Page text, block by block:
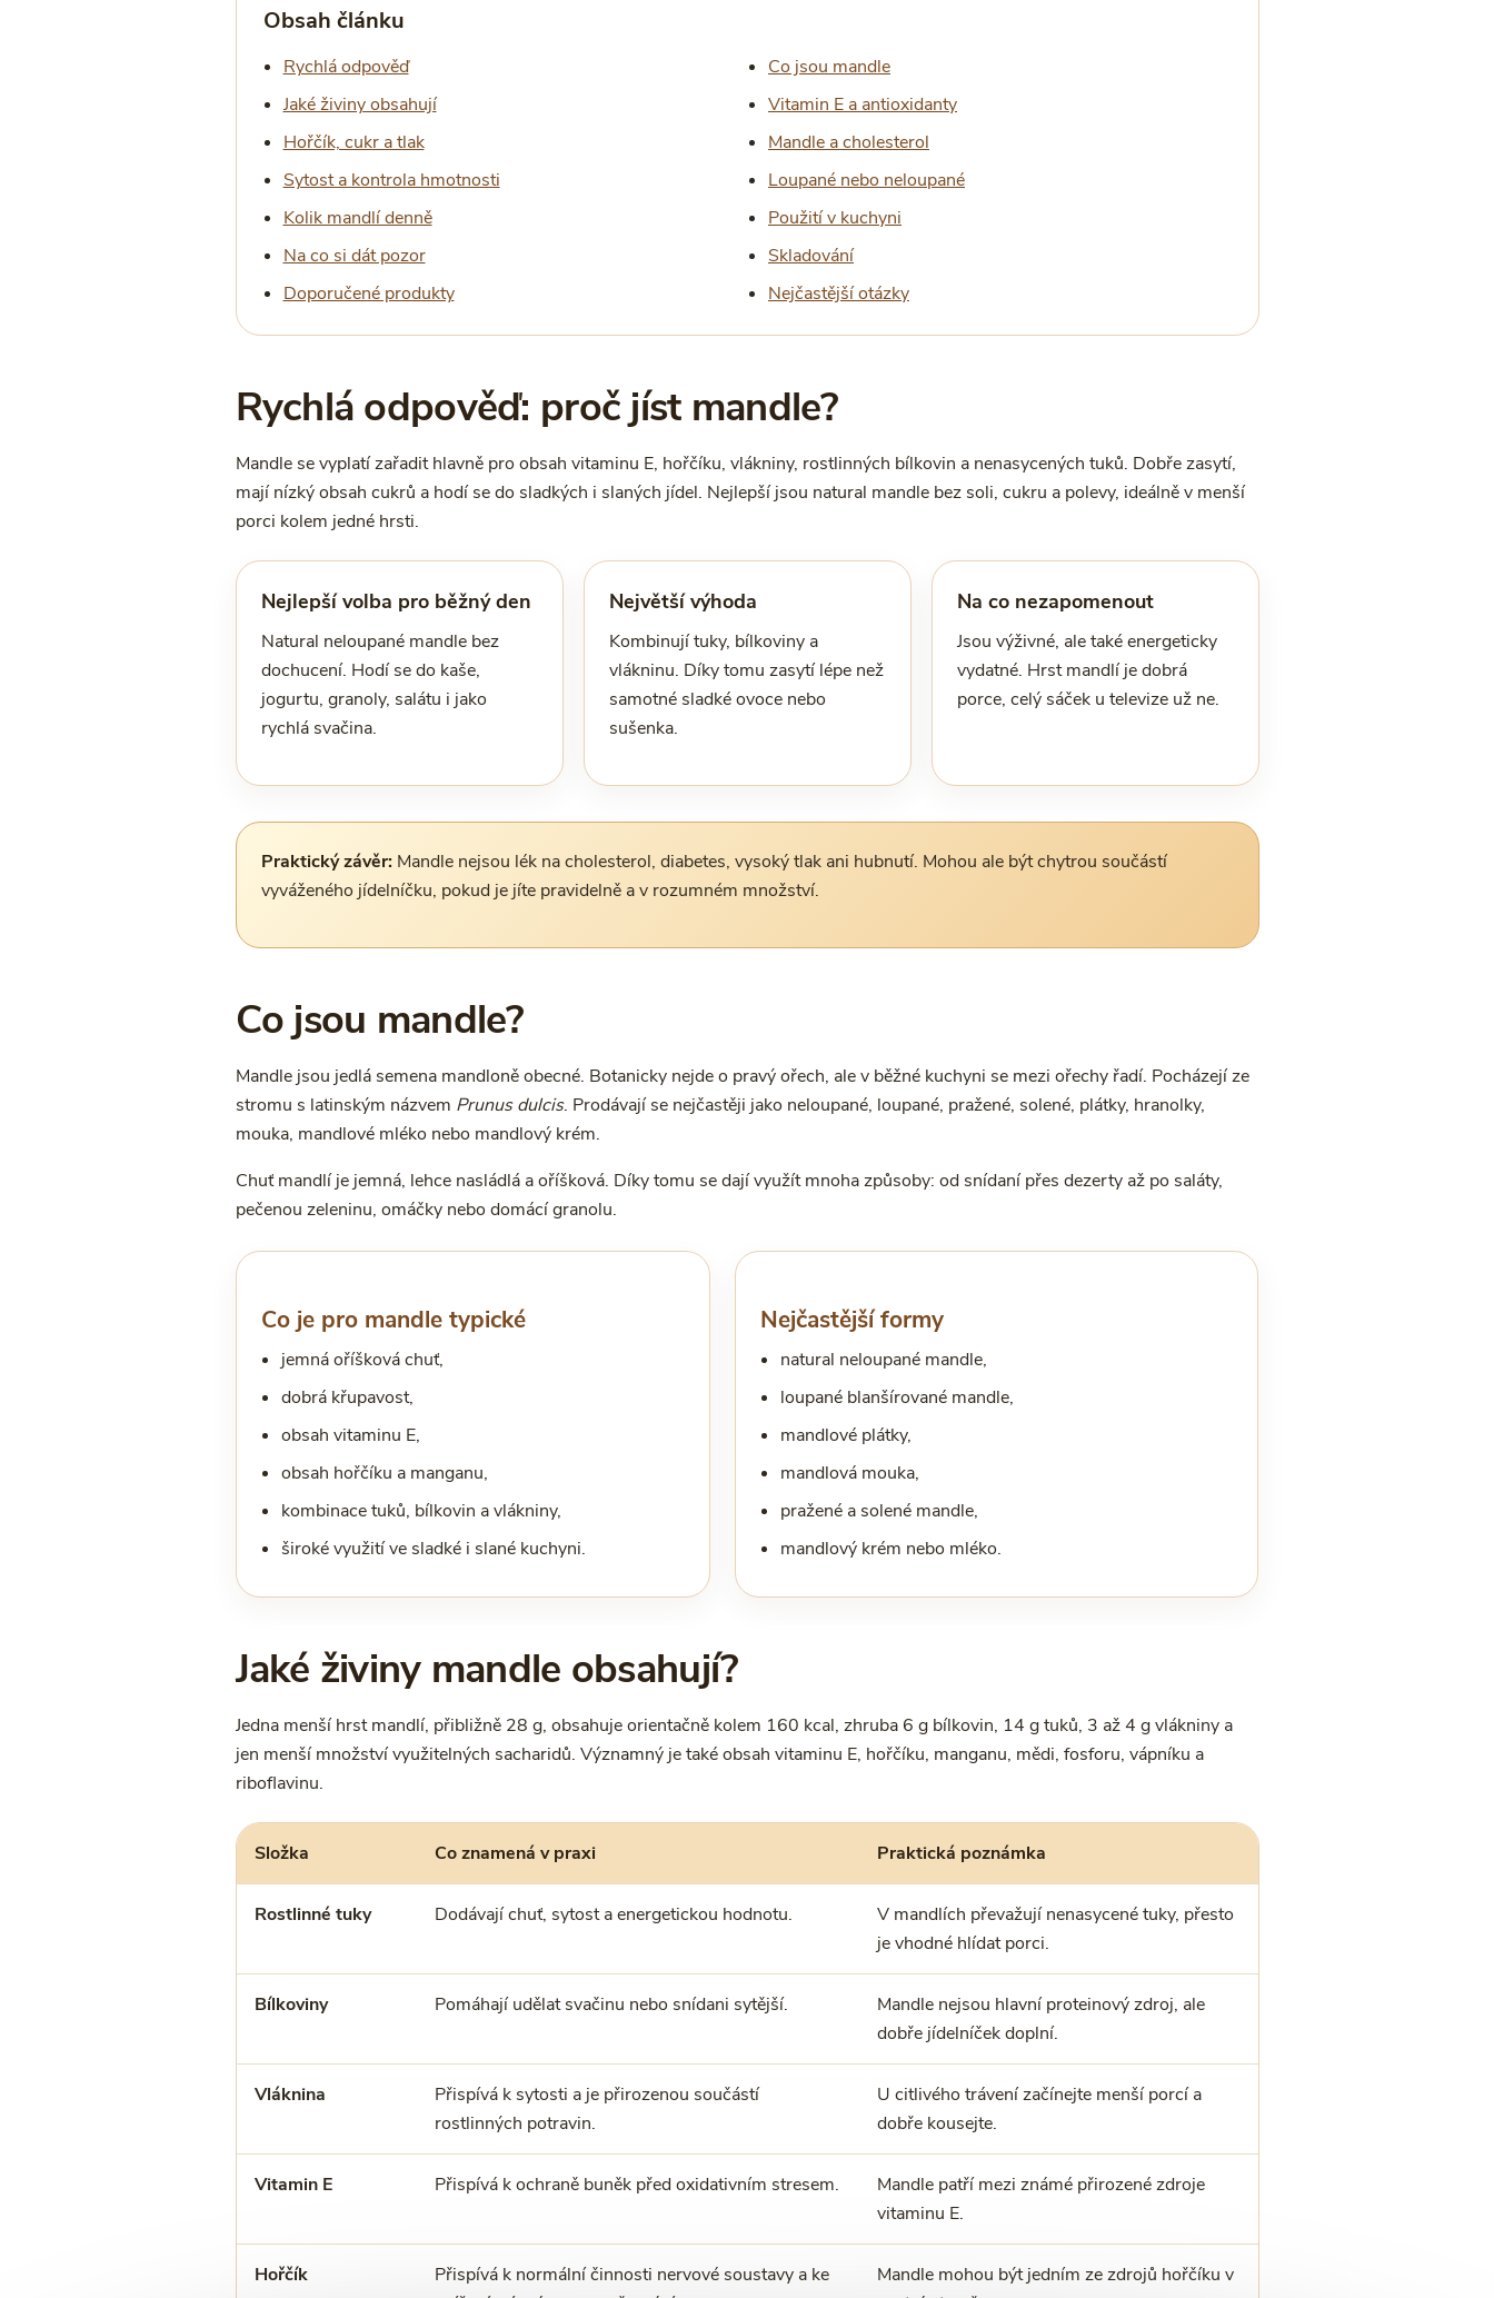
Obsah článku
Rychlá odpověď
Co jsou mandle
Jaké živiny obsahují
Vitamin E a antioxidanty
Hořčík, cukr a tlak
Mandle a cholesterol
Sytost a kontrola hmotnosti
Loupané nebo neloupané
Kolik mandlí denně
Použití v kuchyni
Na co si dát pozor
Skladování
Doporučené produkty
Nejčastější otázky
Rychlá odpověď: proč jíst mandle?
Mandle se vyplatí zařadit hlavně pro obsah vitaminu E, hořčíku, vlákniny, rostlinných bílkovin a nenasycených tuků. Dobře zasytí,
mají nízký obsah cukrů a hodí se do sladkých i slaných jídel. Nejlepší jsou natural mandle bez soli, cukru a polevy, ideálně v menší
porci kolem jedné hrsti.
Nejlepší volba pro běžný den
Natural neloupané mandle bez
dochucení. Hodí se do kaše,
jogurtu, granoly, salátu i jako
rychlá svačina.
Největší výhoda
Kombinují tuky, bílkoviny a
vlákninu. Díky tomu zasytí lépe než
samotné sladké ovoce nebo
sušenka.
Na co nezapomenout
Jsou výživné, ale také energeticky
vydatné. Hrst mandlí je dobrá
porce, celý sáček u televize už ne.
Praktický závěr:Mandle nejsou lék na cholesterol, diabetes, vysoký tlak ani hubnutí. Mohou ale být chytrou součástí
vyváženého jídelníčku, pokud je jíte pravidelně a v rozumném množství.
Co jsou mandle?
Mandle jsou jedlá semena mandloně obecné. Botanicky nejde o pravý ořech, ale v běžné kuchyni se mezi ořechy řadí. Pocházejí ze
stromu s latinským názvem Prunus dulcis. Prodávají se nejčastěji jako neloupané, loupané, pražené, solené, plátky, hranolky,
mouka, mandlové mléko nebo mandlový krém.
Chuť mandlí je jemná, lehce nasládlá a oříšková. Díky tomu se dají využít mnoha způsoby: od snídaní přes dezerty až po saláty,
pečenou zeleninu, omáčky nebo domácí granolu.
Co je pro mandle typické
jemná oříšková chuť,
dobrá křupavost,
obsah vitaminu E,
obsah hořčíku a manganu,
kombinace tuků, bílkovin a vlákniny,
široké využití ve sladké i slané kuchyni.
Nejčastější formy
natural neloupané mandle,
loupané blanšírované mandle,
mandlové plátky,
mandlová mouka,
pražené a solené mandle,
mandlový krém nebo mléko.
Jaké živiny mandle obsahují?
Jedna menší hrst mandlí, přibližně 28 g, obsahuje orientačně kolem 160 kcal, zhruba 6 g bílkovin, 14 g tuků, 3 až 4 g vlákniny a
jen menší množství využitelných sacharidů. Významný je také obsah vitaminu E, hořčíku, manganu, mědi, fosforu, vápníku a
riboflavinu.
Složka Co znamená v praxi Praktická poznámka
Rostlinné tuky Dodávají chuť, sytost a energetickou hodnotu.
V mandlích převažují nenasycené tuky, přesto
je vhodné hlídat porci.
Bílkoviny Pomáhají udělat svačinu nebo snídani sytější.
Mandle nejsou hlavní proteinový zdroj, ale
dobře jídelníček doplní.
Vláknina
Přispívá k sytosti a je přirozenou součástí
rostlinných potravin.
U citlivého trávení začínejte menší porcí a
dobře kousejte.
Vitamin E Přispívá k ochraně buněk před oxidativním stresem.
Mandle patří mezi známé přirozené zdroje
vitaminu E.
Hořčík
Přispívá k normální činnosti nervové soustavy a ke
Mandle mohou být jedním ze zdrojů hořčíku v